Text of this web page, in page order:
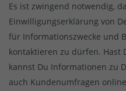
Es ist zwingend notwendig,
Einwilligungserklärung von
für Informationszwecke und
kontaktieren zu dürfen. Hast
kannst Du Informationen zu
auch Kundenumfragen